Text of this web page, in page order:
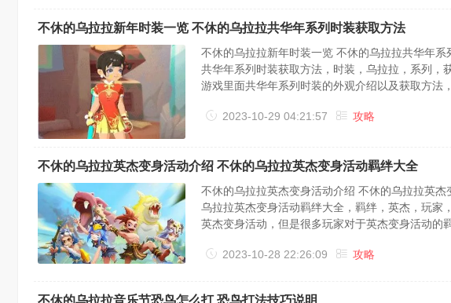
不休的乌拉拉新年时装一览 不休的乌拉拉共华年系列时装获取方法
不休的乌拉拉新年时装一览 不休的乌拉拉共华年
共华年系列时装获取方法，时装，乌拉拉，系列，
游戏里面共华年系列时装的外观介绍以及获取方法
袄」，更有加入了喜庆醒狮元素的「狮子头」装扮
2023-10-29 04:21:57 攻略
不休的乌拉拉英杰变身活动介绍 不休的乌拉拉英杰变身活动羁绊大全
不休的乌拉拉英杰变身活动介绍 不休的乌拉拉英
乌拉拉英杰变身活动羁绊大全，羁绊，英杰，玩家
英杰变身活动，但是很多玩家对于英杰变身活动的
将化身为古代英雄，玩家可以借用该英杰的力量，
2023-10-28 22:26:09 攻略
不休的乌拉拉音乐节恐鸟怎么打 恐鸟打法技巧说明